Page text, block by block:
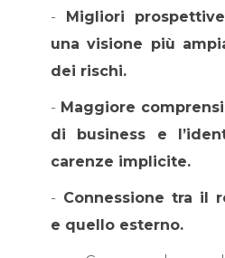
- Migliori
una visione più
dei rischi.
- Maggiore
di business e
carenze implicite.
- Connessione tra il
e quello esterno.